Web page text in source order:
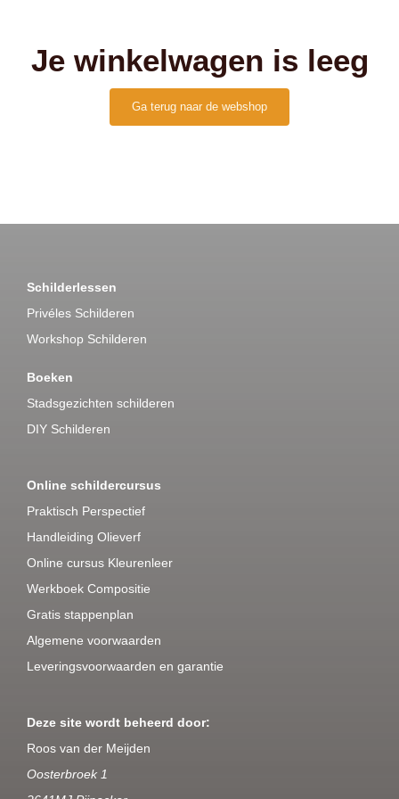
Je winkelwagen is leeg
Ga terug naar de webshop
Schilderlessen
Privéles Schilderen
Workshop Schilderen
Boeken
Stadsgezichten schilderen
DIY Schilderen
Online schildercursus
Praktisch Perspectief
Handleiding Olieverf
Online cursus Kleurenleer
Werkboek Compositie
Gratis stappenplan
Algemene voorwaarden
Leveringsvoorwaarden en garantie
Deze site wordt beheerd door:
Roos van der Meijden
Oosterbroek 1